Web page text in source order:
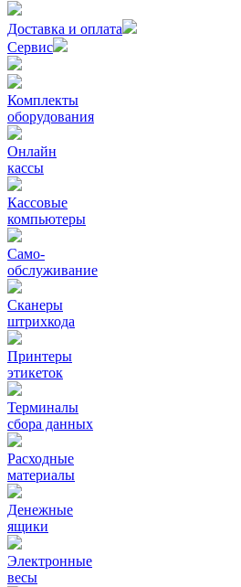
Доставка и оплата
Сервис
Комплекты
оборудования
Онлайн
кассы
Кассовые
компьютеры
Само-
обслуживание
Сканеры
штрихкода
Принтеры
этикеток
Терминалы
сбора данных
Расходные
материалы
Денежные
ящики
Электронные
весы